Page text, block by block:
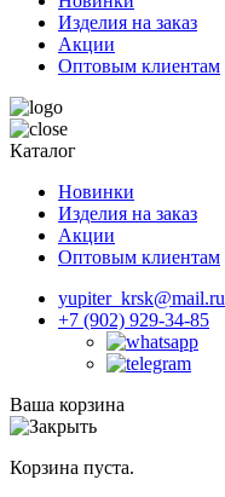
Изделия на заказ
Акции
Оптовым клиентам
Каталог
Новинки
Изделия на заказ
Акции
Оптовым клиентам
yupiter_krsk@mail.ru
+7 (902) 929-34-85
Ваша корзина
Корзина пуста.